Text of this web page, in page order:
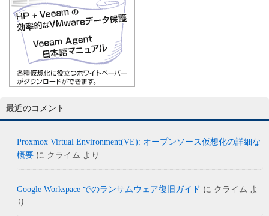
最近のコメント
Proxmox Virtual Environment(VE): オープンソース仮想化の詳細な
概要 に クライム より
Google Workspace でのランサムウェア復旧ガイド に クライム よ
り